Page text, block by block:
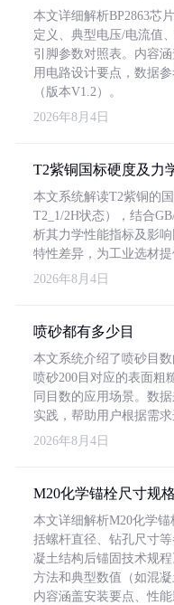
本文详细解析BP2863芯
定义、典型电压/电流值
引脚参数对照表。内容
用电路设计要点，数据
（版本V1.2）。
2026年8月4日
T2紫铜国标硬度及力
本文系统解读T2紫铜的
T2_1/2H状态），结合
析其力学性能指标及影
特性差异，为工业选材提
2026年8月4日
喷砂都有多少目
本文系统介绍了喷砂目
喷砂200目对应的表面粗
同目数的应用场景。数
实践，帮助用户根据需求
2026年8月4日
M20化学锚栓尺寸规
本文详细解析M20化学
括螺杆直径、钻孔尺寸
凝土结构后锚固技术规
方法和典型数值（如混凝
内容涵盖安装要点、性